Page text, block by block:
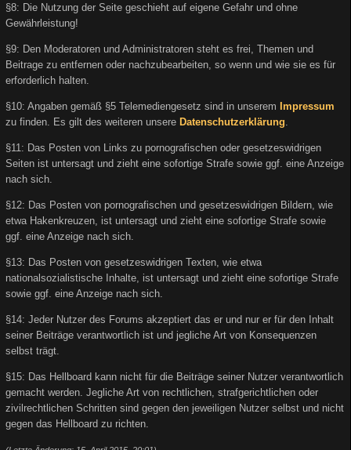
§8: Die Nutzung der Seite geschieht auf eigene Gefahr und ohne
Gewährleistung!
§9: Den Moderatoren und Administratoren steht es frei, Themen und
Beitrage zu entfernen oder nachzubearbeiten, so wenn und wie sie es für
erforderlich halten.
§10: Angaben gemäß §5 Telemediengesetz sind in unserem Impressum
zu finden. Es gilt des weiteren unsere Datenschutzerklärung
§11: Das Posten von Links zu pornografischen oder gesetzeswidrigen
Seiten ist untersagt und zieht eine sofortige Strafe sowie ggf. eine Anzeige
nach sich.
§12: Das Posten von pornografischen und gesetzeswidrigen Bildern, wie
etwa Hakenkreuzen, ist untersagt und zieht eine sofortige Strafe sowie
ggf. eine Anzeige nach sich.
§13: Das Posten von gesetzeswidrigen Texten, wie etwa
nationalsozialistische Inhalte, ist untersagt und zieht eine sofortige Strafe
sowie ggf. eine Anzeige nach sich.
§14: Jeder Nutzer des Forums akzeptiert das er und nur er für den Inhalt
seiner Beiträge verantwortlich ist und jegliche Art von Konsequenzen
selbst trägt.
§15: Das Hellboard kann nicht für die Beiträge seiner Nutzer verantwortlich
gemacht werden. Jegliche Art von rechtlichen, strafgerichtlichen oder
zivilrechtlichen Schritten sind gegen den jeweiligen Nutzer selbst und nicht
gegen das Hellboard zu richten.